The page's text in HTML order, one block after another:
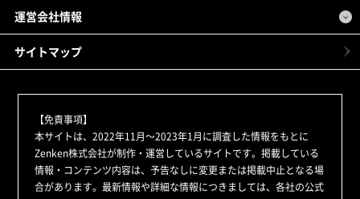
運営会社情報
サイトマップ
【免責事項】
本サイトは、2022年11月～2023年1月に調査した情報をもとに
Zenken株式会社が制作・運営しているサイトです。掲載している
情報・コンテンツ内容は、予告なしに変更または掲載中止となる場
合があります。最新情報や詳細な情報につきましては、各社の公式